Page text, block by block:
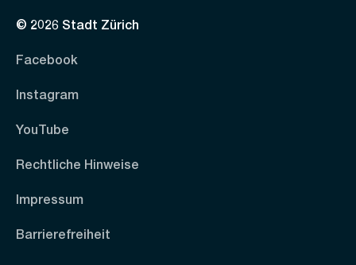
© 2026 Stadt Zürich
Facebook
Instagram
YouTube
Rechtliche Hinweise
Impressum
Barrierefreiheit